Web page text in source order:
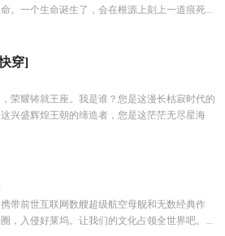
。一个生命诞生了，会在根源上刻上一道痕死...
穿]
荣耀铸就王座。我是谁？您是这漫长枯寂时代的
兴盛辉煌王朝的缔造者，您是这茫茫无尽星海
带前世互联网数艘超级航空母舰和无数经典作
，入侵好莱坞。让我们的文化占领全世界吧。...